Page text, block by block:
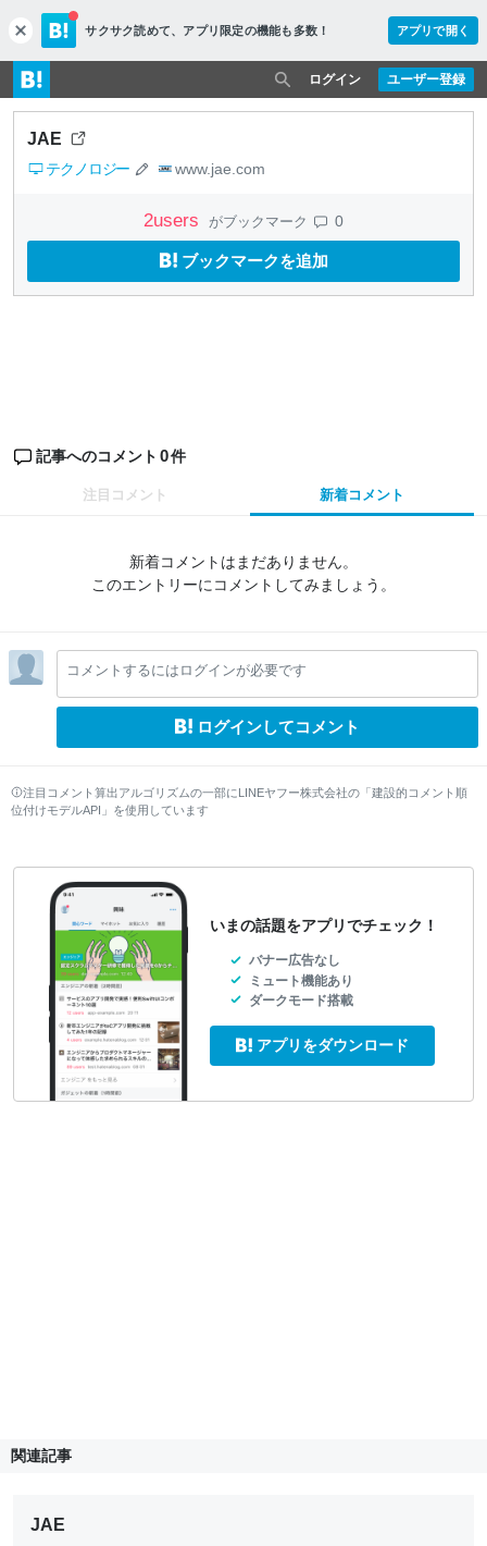
c
l
o
s
e
サクサク読めて、 アプリ限定の機能も多数！ アプリで開く
ユーザー登録
ログイン
JAE
テクノロジー www.jae.com
2users がブックマーク 0
ブックマークを追加
記事へのコメント 0件
注目コメント 新着コメント
新着コメントはまだありません。
このエントリーにコメントしてみましょう。
コメントするにはログインが必要です
ログインしてコメント
注目コメント算出アルゴリズムの一部にLINEヤフー株式会社の「建設的コメント順
位付けモデルAPI」を使用しています
いまの話題をアプリでチェック！
バナー広告なし
ミュート機能あり
ダークモード搭載
アプリをダウンロード
関連記事
JAE